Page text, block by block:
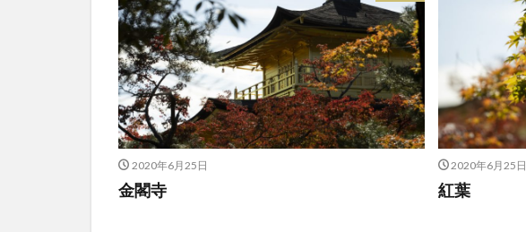
2020年6月25日
金閣寺
2020年6月25日
紅葉